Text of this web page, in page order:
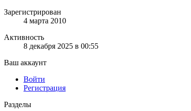
Зарегистрирован
4 марта 2010
Активность
8 декабря 2025 в 00:55
Ваш аккаунт
Войти
Регистрация
Разделы